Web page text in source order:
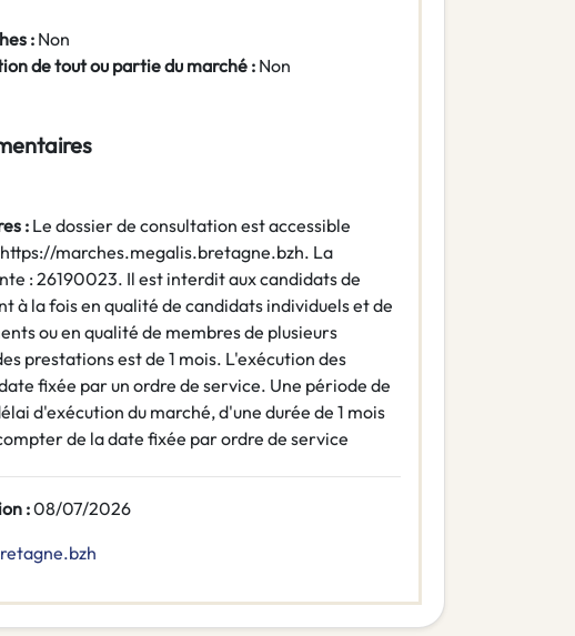
: Non
de tout ou partie du marché :Non
: Le dossier de consultation est accessible
marches.megalis.bretagne.bzh. La
: 26190023. Il est interdit aux candidats de
à la fois en qualité de candidats individuels et de
ou en qualité de membres de plusieurs
prestations est de 1 mois. L'exécution des
fixée par un ordre de service. Une période de
d'exécution du marché, d'une durée de 1 mois
de la date fixée par ordre de service
:08/07/2026